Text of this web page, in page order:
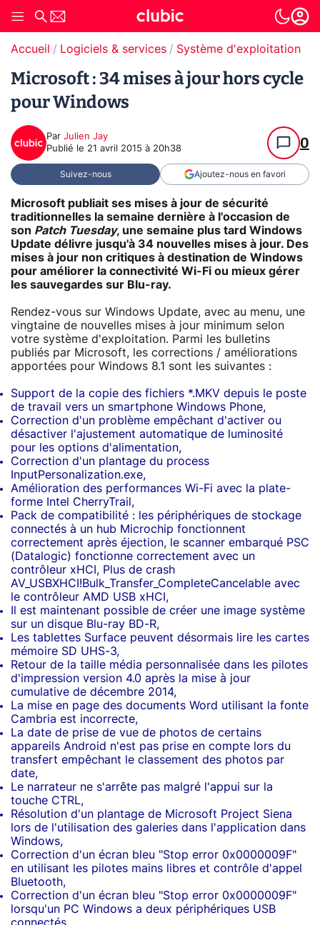
Accueil Logiciels & services Système d'exploitation
Microsoft : 34 mises à jour hors cycle
pour Windows
Par Julien Jay
Publié le 21 avril 2015 à 20h38 0
Suivez-nous Ajoutez-nous en favori
Microsoft publiait ses mises à jour de sécurité
traditionnelles la semaine dernière à l'occasion de
son Patch Tuesday, une semaine plus tard Windows
Update délivre jusqu'à 34 nouvelles mises à jour. Des
mises à jour non critiques à destination de Windows
pour améliorer la connectivité Wi-Fi ou mieux gérer
les sauvegardes sur Blu-ray.
Rendez-vous sur Windows Update, avec au menu, une
vingtaine de nouvelles mises à jour minimum selon
votre système d'exploitation. Parmi les bulletins
publiés par Microsoft, les corrections / améliorations
apportées pour Windows 8.1 sont les suivantes :
Support de la copie des fichiers *.MKV depuis le poste
de travail vers un smartphone Windows Phone,
Correction d'un problème empêchant d'activer ou
désactiver l'ajustement automatique de luminosité
pour les options d'alimentation,
Correction d'un plantage du process
InputPersonalization.exe,
Amélioration des performances Wi-Fi avec la plate-
forme Intel CherryTrail,
Pack de compatibilité : les périphériques de stockage
connectés à un hub Microchip fonctionnent
correctement après éjection, le scanner embarqué PSC
(Datalogic) fonctionne correctement avec un
contrôleur xHCI, Plus de crash
AV_USBXHCI!Bulk_Transfer_CompleteCancelable avec
le contrôleur AMD USB xHCI,
Il est maintenant possible de créer une image système
sur un disque Blu-ray BD-R,
Les tablettes Surface peuvent désormais lire les cartes
mémoire SD UHS-3,
Retour de la taille média personnalisée dans les pilotes
d'impression version 4.0 après la mise à jour
cumulative de décembre 2014,
La mise en page des documents Word utilisant la fonte
Cambria est incorrecte,
La date de prise de vue de photos de certains
appareils Android n'est pas prise en compte lors du
transfert empêchant le classement des photos par
date,
Le narrateur ne s'arrête pas malgré l'appui sur la
touche CTRL,
Résolution d'un plantage de Microsoft Project Siena
lors de l'utilisation des galeries dans l'application dans
Windows,
Correction d'un écran bleu "Stop error 0x0000009F"
en utilisant les pilotes mains libres et contrôle d'appel
Bluetooth,
Correction d'un écran bleu "Stop error 0x0000009F"
lorsqu'un PC Windows a deux périphériques USB
connectés,